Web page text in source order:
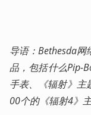
导语：Bethesda
品，包括什么Pip-
手表、《辐射》主
00个的《辐射4》